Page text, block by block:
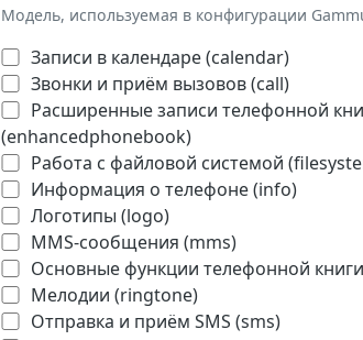
Модель, используемая в конфигурации
Записи в календаре (calendar)
Звонки и приём вызовов (call)
Расширенные записи телефонной
(enhancedphonebook)
Работа с файловой системой
Информация о телефоне (info)
Логотипы (logo)
MMS-сообщения (mms)
Основные функции телефонной
Мелодии (ringtone)
Отправка и приём SMS (sms)